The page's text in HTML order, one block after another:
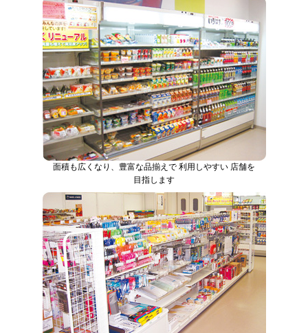
面積も広くなり、豊富な品揃えで 利用しやすい 店舗を
目指します